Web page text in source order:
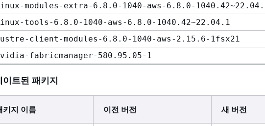
modules-extra-6.8.0-1040-aws-6.8.0-
tools-6.8.0-1040-aws-6.8.0-1040.42~22.04.1
client-modules-6.8.0-1040-aws-2.15.6-1fsx21
fabricmanager-580.95.05-1
이트된 패키지
키지 이름 이전 버전 새 버전